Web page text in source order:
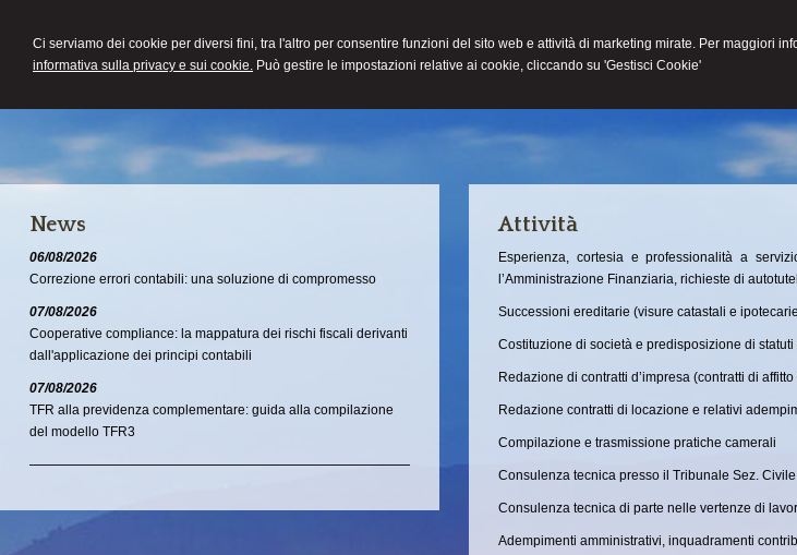
Ci serviamo dei cookie per diversi fini, tra l'altro per consentire funzioni del sito web e attività di marketing mirate. Per maggiori
informativa sulla privacy e sui cookie. Può gestire le impostazioni relative ai cookie, cliccando su 'Gestisci Cookie'
COMMERCIALISTA
DEMETRIO LATELLA HOME LO STUDIO
Attività
Esperienza, cortesia e professionalità a
l’Amministrazione Finanziaria, richieste di
Successioni ereditarie (visure catastali e
Costituzione di società e predisposizione di statuti
Redazione di contratti d’impresa (contratti di
Redazione contratti di locazione e relativi
Compilazione e trasmissione pratiche camerali
Consulenza tecnica presso il Tribunale Sez.
Consulenza tecnica di parte nelle vertenze di
Adempimenti amministrativi, inquadramenti
News
06/08/2026
Correzione errori contabili: una soluzione di compromesso
07/08/2026
Cooperative compliance: la mappatura dei rischi fiscali derivanti
dall'applicazione dei principi contabili
07/08/2026
TFR alla previdenza complementare: guida alla compilazione
del modello TFR3